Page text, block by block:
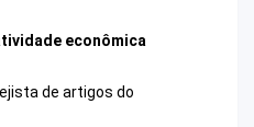
econômica
de artigos do